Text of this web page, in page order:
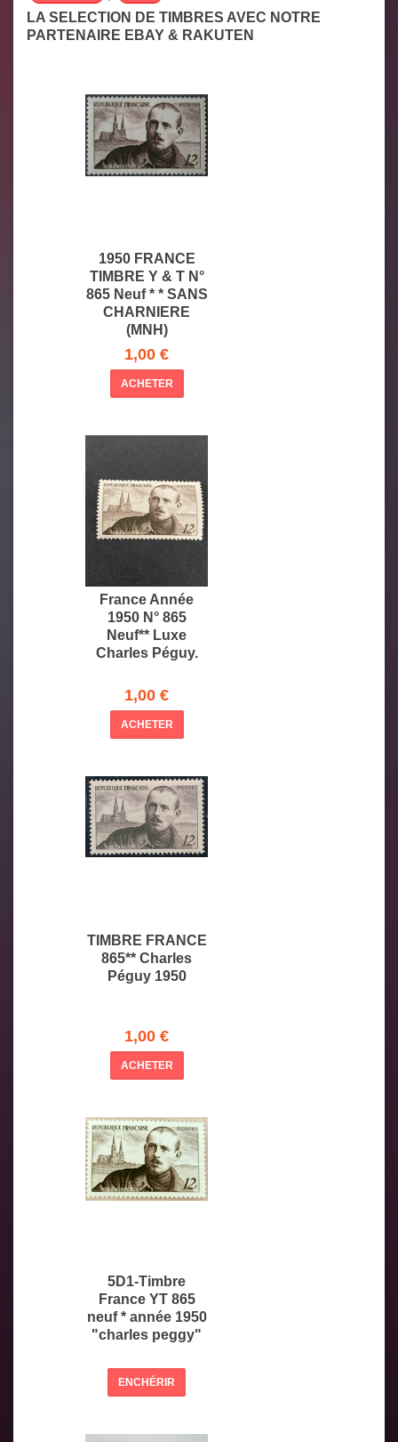
LA SELECTION DE TIMBRES AVEC NOTRE
PARTENAIRE EBAY & RAKUTEN
1950 FRANCE
TIMBRE Y & T N°
865 Neuf * * SANS
CHARNIERE
(MNH)
1,00 €
ACHETER
France Année
1950 N° 865
Neuf** Luxe
Charles Péguy.
1,00 €
ACHETER
TIMBRE FRANCE
865** Charles
Péguy 1950
1,00 €
ACHETER
5D1-Timbre
France YT 865
neuf * année 1950
"charles peggy"
ENCHÉRIR